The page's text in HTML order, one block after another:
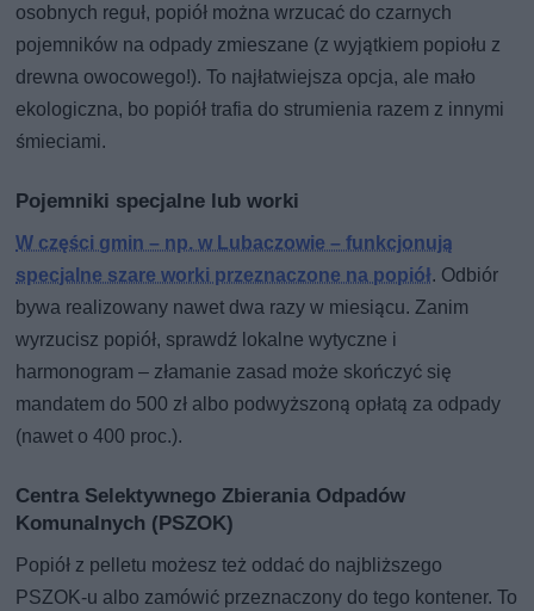
osobnych reguł, popiół można wrzucać do czarnych
pojemników na odpady zmieszane (z wyjątkiem popiołu z
drewna owocowego!). To najłatwiejsza opcja, ale mało
ekologiczna, bo popiół trafia do strumienia razem z innymi
śmieciami.
Pojemniki specjalne lub worki
W części gmin – np. w Lubaczowie – funkcjonują
specjalne szare worki przeznaczone na popiół. Odbiór
bywa realizowany nawet dwa razy w miesiącu. Zanim
wyrzucisz popiół, sprawdź lokalne wytyczne i
harmonogram – złamanie zasad może skończyć się
mandatem do 500 zł albo podwyższoną opłatą za odpady
(nawet o 400 proc.).
Centra Selektywnego Zbierania Odpadów
Komunalnych (PSZOK)
Popiół z pelletu możesz też oddać do najbliższego
PSZOK-u albo zamówić przeznaczony do tego kontener. To